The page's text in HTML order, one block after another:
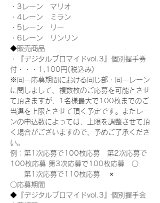
・3レーン　マリオ
・4レーン　ミラン
・5レーン　リー
・6レーン　リンリン
◆販売商品
・『デジタルブロマイドvol.3』個別握手券
付・・・1,100円(税込み)
※同一応募期間における同じ部・同一レーン
に関しまして、複数枚のご応募を可能とさせ
て頂きますが、1名様最大で100枚までのご
当選を上限とさせて頂く予定です。またレー
ンの申込数によっては、上限を調整させて頂
く場合がございますので、予めご了承くださ
い。
例：第1次応募で100枚応募　第2次応募で
100枚応募 第3次応募で100枚応募　〇
第1次応募で110枚応募　 ×
〇応募期間
◆『デジタルブロマイドvol.3』個別握手会